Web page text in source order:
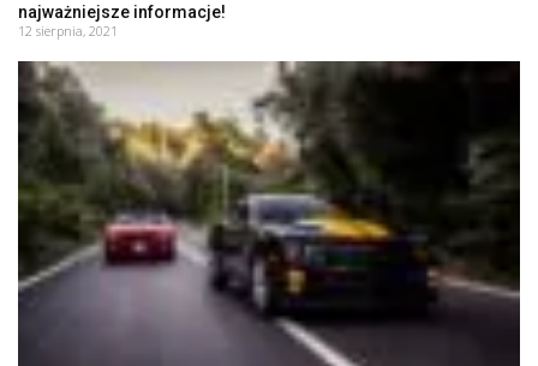
najważniejsze informacje!
12 sierpnia, 2021